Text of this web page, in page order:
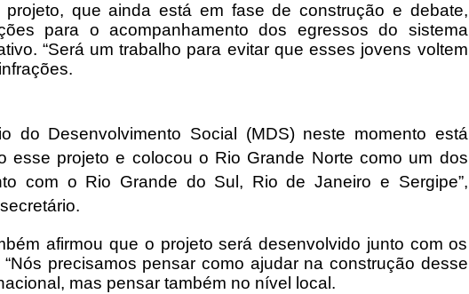
projeto, que ainda está em fase de construção e debate,
para o acompanhamento dos egressos do sistema
“Será um trabalho para evitar que esses jovens voltem
do Desenvolvimento Social (MDS) neste momento está
esse projeto e colocou o Rio Grande Norte como um dos
com o Rio Grande do Sul, Rio de Janeiro e Sergipe”,
afirmou que o projeto será desenvolvido junto com os
“Nós precisamos pensar como ajudar na construção desse
mas pensar também no nível local.